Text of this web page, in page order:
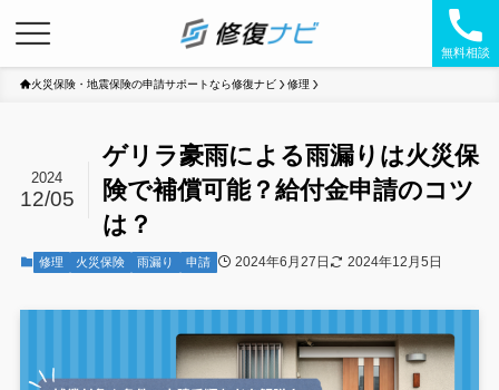
無料相談
火災保険・地震保険の申請サポートなら修復ナビ 修理
ゲリラ豪雨による雨漏りは火災保
険で補償可能？給付金申請のコツ
は？
2024
12/05
修理 火災保険 雨漏り 申請 2024年6月27日 2024年12月5日